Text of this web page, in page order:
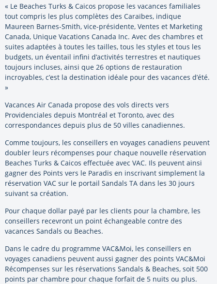
« Le Beaches Turks & Caicos propose les vacances familiales
tout compris les plus complètes des Caraïbes, indique
Maureen Barnes-Smith, vice-présidente, Ventes et Marketing
Canada, Unique Vacations Canada Inc. Avec des chambres et
suites adaptées à toutes les tailles, tous les styles et tous les
budgets, un éventail infini d’activités terrestres et nautiques
toujours incluses, ainsi que 26 options de restauration
incroyables, c’est la destination idéale pour des vacances d’été.
»
Vacances Air Canada propose des vols directs vers
Providenciales depuis Montréal et Toronto, avec des
correspondances depuis plus de 50 villes canadiennes.
Comme toujours, les conseillers en voyages canadiens peuvent
doubler leurs récompenses pour chaque nouvelle réservation
Beaches Turks & Caicos effectuée avec VAC. Ils peuvent ainsi
gagner des Points vers le Paradis en inscrivant simplement la
réservation VAC sur le portail Sandals TA dans les 30 jours
suivant sa création.
Pour chaque dollar payé par les clients pour la chambre, les
conseillers recevront un point échangeable contre des
vacances Sandals ou Beaches.
Dans le cadre du programme VAC&Moi, les conseillers en
voyages canadiens peuvent aussi gagner des points VAC&Moi
Récompenses sur les réservations Sandals & Beaches, soit 500
points par chambre pour chaque forfait de 5 nuits ou plus.